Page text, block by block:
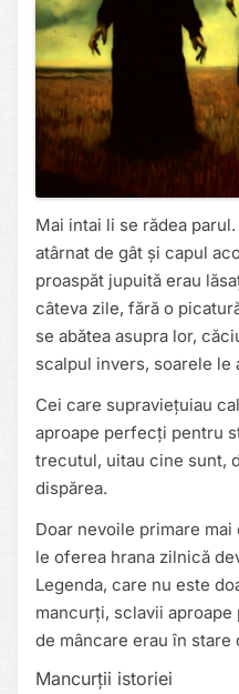
Mai intai li se rădea
atârnat de gât și capul
proaspăt jupuită erau
câteva zile, fără o
se abătea asupra lor,
scalpul invers, soarele le
Cei care supraviețuiau
aproape perfecți pentru
trecutul, uitau cine sunt,
dispărea.
Doar nevoile primare
le oferea hrana zilnică
Legenda, care nu este
mancurți, sclavii
de mâncare erau în stare
Mancurții istoriei